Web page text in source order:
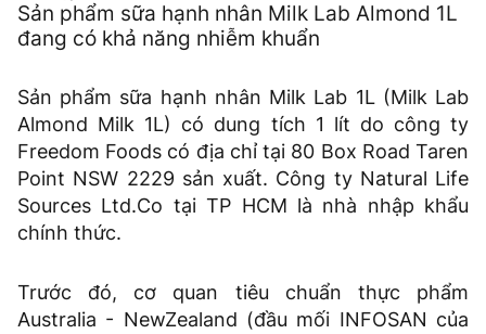
Sản phẩm sữa hạnh nhân Milk Lab Almond 1L
đang có khả năng nhiễm khuẩn
Sản phẩm sữa hạnh nhân Milk Lab 1L (Milk Lab
Almond Milk 1L) có dung tích 1 lít do công ty
Freedom Foods có địa chỉ tại 80 Box Road Taren
Point NSW 2229 sản xuất. Công ty Natural Life
Sources Ltd.Co tại TP HCM là nhà nhập khẩu
chính thức.
Trước đó, cơ quan tiêu chuẩn thực phẩm
Australia - NewZealand (đầu mối INFOSAN của